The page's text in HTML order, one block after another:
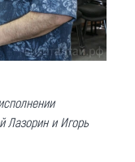
Лазорин и Игорь